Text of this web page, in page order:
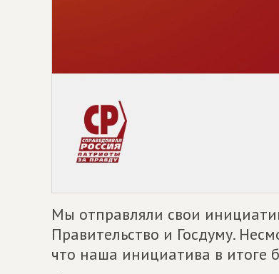
Мы отправляли свои
Правительство и Госдуму.
что наша инициатива в итоге